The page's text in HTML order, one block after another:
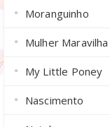
Moranguinho
Mulher Maravilha
My Little Poney
Nascimento